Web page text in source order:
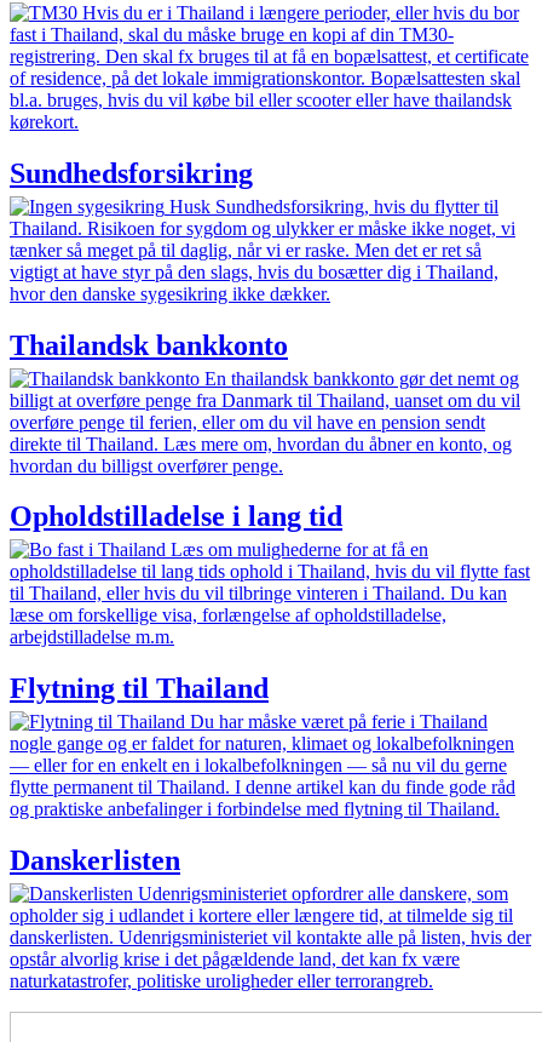
Hvis du er i Thailand i længere perioder, eller hvis du bor
fast i Thailand, skal du måske bruge en kopi af din TM30-
registrering. Den skal fx bruges til at få en bopælsattest, et certificate
of residence, på det lokale immigrationskontor. Bopælsattesten skal
bl.a. bruges, hvis du vil købe bil eller scooter eller have thailandsk
kørekort.
Sundhedsforsikring
Husk Sundhedsforsikring, hvis du flytter til
Thailand. Risikoen for sygdom og ulykker er måske ikke noget, vi
tænker så meget på til daglig, når vi er raske. Men det er ret så
vigtigt at have styr på den slags, hvis du bosætter dig i Thailand,
hvor den danske sygesikring ikke dækker.
Thailandsk bankkonto
En thailandsk bankkonto gør det nemt og
billigt at overføre penge fra Danmark til Thailand, uanset om du vil
overføre penge til ferien, eller om du vil have en pension sendt
direkte til Thailand. Læs mere om, hvordan du åbner en konto, og
hvordan du billigst overfører penge.
Opholdstilladelse i lang tid
Læs om mulighederne for at få en
opholdstilladelse til lang tids ophold i Thailand, hvis du vil flytte fast
til Thailand, eller hvis du vil tilbringe vinteren i Thailand. Du kan
læse om forskellige visa, forlængelse af opholdstilladelse,
arbejdstilladelse m.m.
Flytning til Thailand
Du har måske været på ferie i Thailand
nogle gange og er faldet for naturen, klimaet og lokalbefolkningen
— eller for en enkelt en i lokalbefolkningen — så nu vil du gerne
flytte permanent til Thailand. I denne artikel kan du finde gode råd
og praktiske anbefalinger i forbindelse med flytning til Thailand.
Danskerlisten
Udenrigsministeriet opfordrer alle danskere, som
opholder sig i udlandet i kortere eller længere tid, at tilmelde sig til
danskerlisten. Udenrigsministeriet vil kontakte alle på listen, hvis der
opstår alvorlig krise i det pågældende land, det kan fx være
naturkatastrofer, politiske uroligheder eller terrorangreb.